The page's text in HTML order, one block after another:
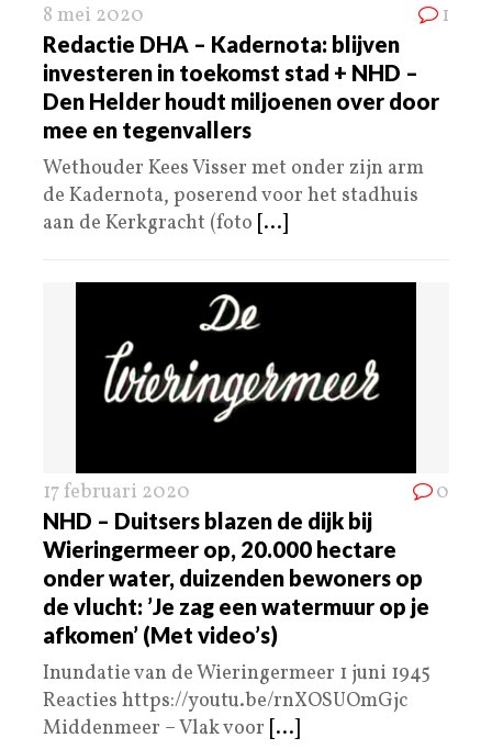
8 mei 2020 1
Redactie DHA – Kadernota: blijven
investeren in toekomst stad + NHD –
Den Helder houdt miljoenen over door
mee en tegenvallers
Wethouder Kees Visser met onder zijn arm
de Kadernota, poserend voor het stadhuis
aan de Kerkgracht (foto [...]
17 februari 2020 0
NHD – Duitsers blazen de dijk bij
Wieringermeer op, 20.000 hectare
onder water, duizenden bewoners op
de vlucht: ’Je zag een watermuur op je
afkomen’ (Met video’s)
Inundatie van de Wieringermeer 1 juni 1945
Reacties https://youtu.be/rnXOSUOmGjc
Middenmeer – Vlak voor [...]